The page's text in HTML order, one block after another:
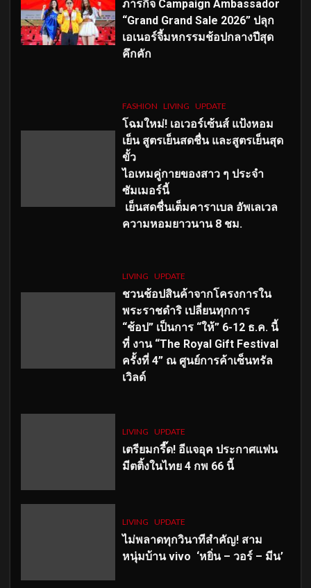
ภารกิจ Campaign Ambassador
“Grand Grand Sale 2026” ปลุก
เอเนอร์จี้มหกรรมช้อปกลางปีสุด
คึกคัก
FASHION LIVING UPDATE
โฉมใหม่! เอเวอร์เซ้นส์ แป้งหอม
เย็น สูตรเย็นสดชื่น และสูตรเย็นสุด
ขั้ว
ไอเทมคู่กายของสาว ๆ ประจำ
ซัมเมอร์นี้
เย็นสดชื่นเต็มคาราเบล อัพเลเวล
ความหอมยาวนาน 8 ชม.
LIVING UPDATE
ชวนช้อปสินค้าจากโครงการใน
พระราชดำริ เปลี่ยนทุกการ
“ช้อป” เป็นการ “ให้” 6-12 ธ.ค. นี้
ที่ งาน “The Royal Gift Festival
ครั้งที่ 4” ณ ศูนย์การค้าเซ็นทรัล
เวิลด์
LIVING UPDATE
เตรียมกรี๊ด! อีแจอุค ประกาศแฟน
มีตติ้งในไทย 4 กพ 66 นี้
LIVING UPDATE
ไม่พลาดทุกวินาทีสำคัญ! สาม
หนุ่มบ้าน vivo ‘หยิ่น – วอร์ – มีน’